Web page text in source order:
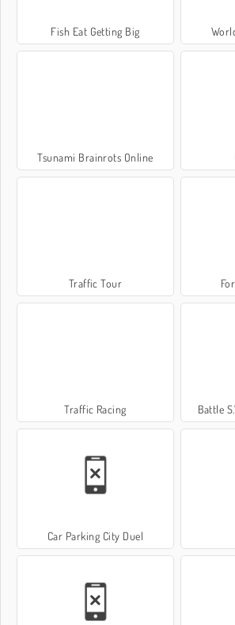
Fish Eat Getting Big
Tsunami Brainrots Online
Traffic Tour
Traffic Racing Battle
Car Parking City Duel